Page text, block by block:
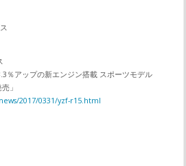
％アップの新エンジン搭載 スポーツモデル
」
2017/0331/yzf-r15.html